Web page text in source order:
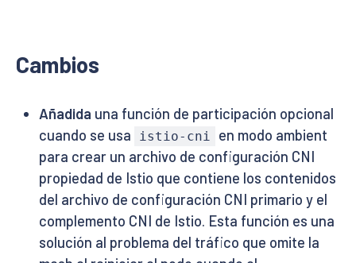
Cambios
Añadida una función de participación opcional
cuando se usa
istio-cni
en modo ambient
para crear un archivo de configuración CNI
propiedad de Istio que contiene los contenidos
del archivo de configuración CNI primario y el
complemento CNI de Istio. Esta función es una
solución al problema del tráfico que omite la